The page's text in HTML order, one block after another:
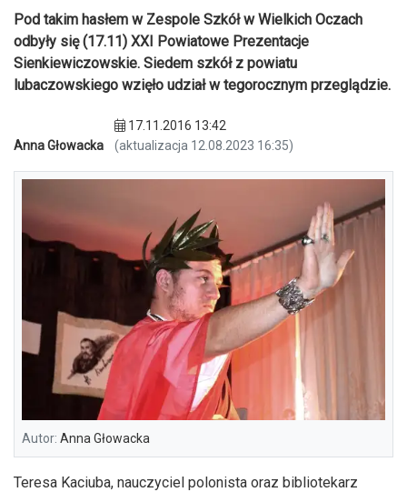
Pod takim hasłem w Zespole Szkół w Wielkich Oczach
odbyły się (17.11) XXI Powiatowe Prezentacje
Sienkiewiczowskie. Siedem szkół z powiatu
lubaczowskiego wzięło udział w tegorocznym przeglądzie.
Anna Głowacka
17.11.2016 13:42
(aktualizacja 12.08.2023 16:35)
Autor: Anna Głowacka
Teresa Kaciuba, nauczyciel polonista oraz bibliotekarz